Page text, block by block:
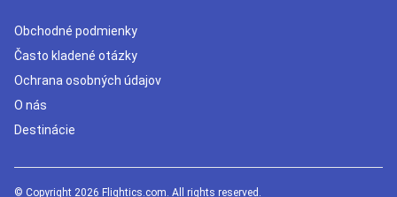
Obchodné podmienky
Často kladené otázky
Ochrana osobných údajov
O nás
Destinácie
© Copyright 2026 Flightics.com. All rights reserved.